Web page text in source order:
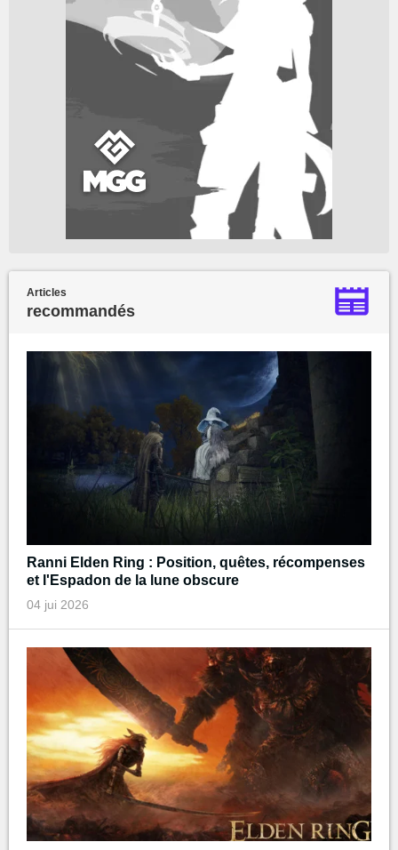
Articles
recommandés
Ranni Elden Ring : Position, quêtes, récompenses
et l'Espadon de la lune obscure
04 jui 2026